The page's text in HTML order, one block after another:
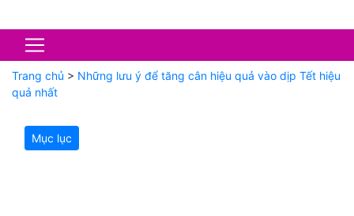
Trang chủ > Những lưu ý để tăng cân hiệu quả vào dịp Tết hiệu
quả nhất
Mục lục